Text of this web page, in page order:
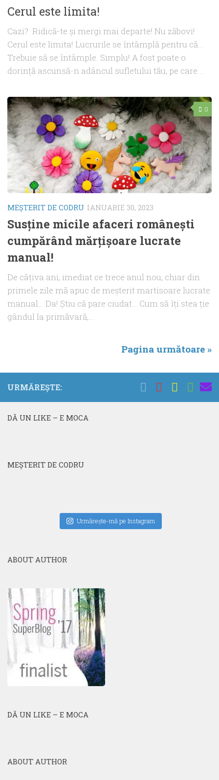
Cerul este limita!
Cazi? Ridică-te și mergi mai departe! Nu zăbovi!
Cerul este limita! Lucrurile se întâmplă pentru că…
Trebuie să se întâmple. Simplu! A fost poate o
dorință ascunsă-n adâncul sufletului tău, pe care...
0
MEŞTERIT DE CODRU IANUARIE 30, 2023
Susține micile afaceri românești
cumpărând mărțișoare lucrate
manual!
De câțiva ani, imediat ce trece anul nou, chiar din
primele zile mă apuc de meșterit martisoare lucrate
manual… Da! Știu că pare ciudat… Cum să îți stea ție
gândul la primăvară,...
Pagina următoare »
URMĂREȘTE:
DĂ UN LIKE – E MOCA
MEŞTERIT DE CODRU
Urmăreşte-mă pe Instagram
ABOUT AUTHOR
DĂ UN LIKE – E MOCA
ABOUT AUTHOR